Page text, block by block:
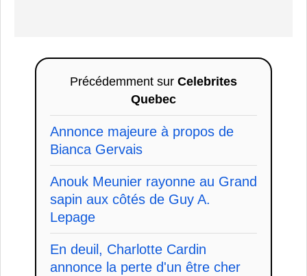
Précédemment sur Celebrites
Quebec
Annonce majeure à propos de
Bianca Gervais
Anouk Meunier rayonne au Grand
sapin aux côtés de Guy A.
Lepage
En deuil, Charlotte Cardin
annonce la perte d'un être cher